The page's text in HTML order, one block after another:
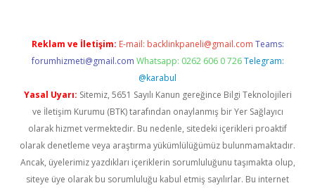
Reklam ve İletişim: E-mail: backlinkpaneli@gmail.com Teams:
forumhizmeti@gmail.com Whatsapp: 0262 606 0 726 Telegram:
@karabul
Yasal Uyarı: Sitemiz, 5651 Sayılı Kanun gereğince Bilgi Teknolojileri
ve İletişim Kurumu (BTK) tarafından onaylanmış bir Yer Sağlayıcı
olarak hizmet vermektedir. Bu nedenle, sitedeki içerikleri proaktif
olarak denetleme veya araştırma yükümlülüğümüz bulunmamaktadır.
Ancak, üyelerimiz yazdıkları içeriklerin sorumluluğunu taşımakta olup,
siteye üye olarak bu sorumluluğu kabul etmiş sayılırlar. Bu internet